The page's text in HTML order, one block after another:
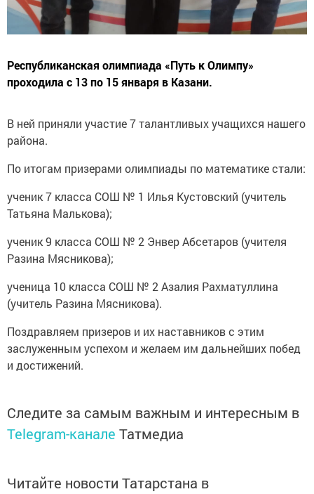
Республиканская олимпиада «Путь к Олимпу»
проходила с 13 по 15 января в Казани.
В ней приняли участие 7 талантливых учащихся нашего
района.
По итогам призерами олимпиады по математике стали:
ученик 7 класса СОШ № 1 Илья Кустовский (учитель
Татьяна Малькова);
ученик 9 класса СОШ № 2 Энвер Абсетаров (учителя
Разина Мясникова);
ученица 10 класса СОШ № 2 Азалия Рахматуллина
(учитель Разина Мясникова).
Поздравляем призеров и их наставников с этим
заслуженным успехом и желаем им дальнейших побед
и достижений.
Следите за самым важным и интересным в
Telegram-канале Татмедиа
Читайте новости Татарстана в